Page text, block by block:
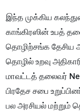
இந்த முக்கிய
காங்கிரஸின் உபத்
தொழிற்சங்க தேசிய
தொழில் உறவு
மாவட்டத் தலைவர்
பிரதேச சபை
பல அரசியல் மற்றும்